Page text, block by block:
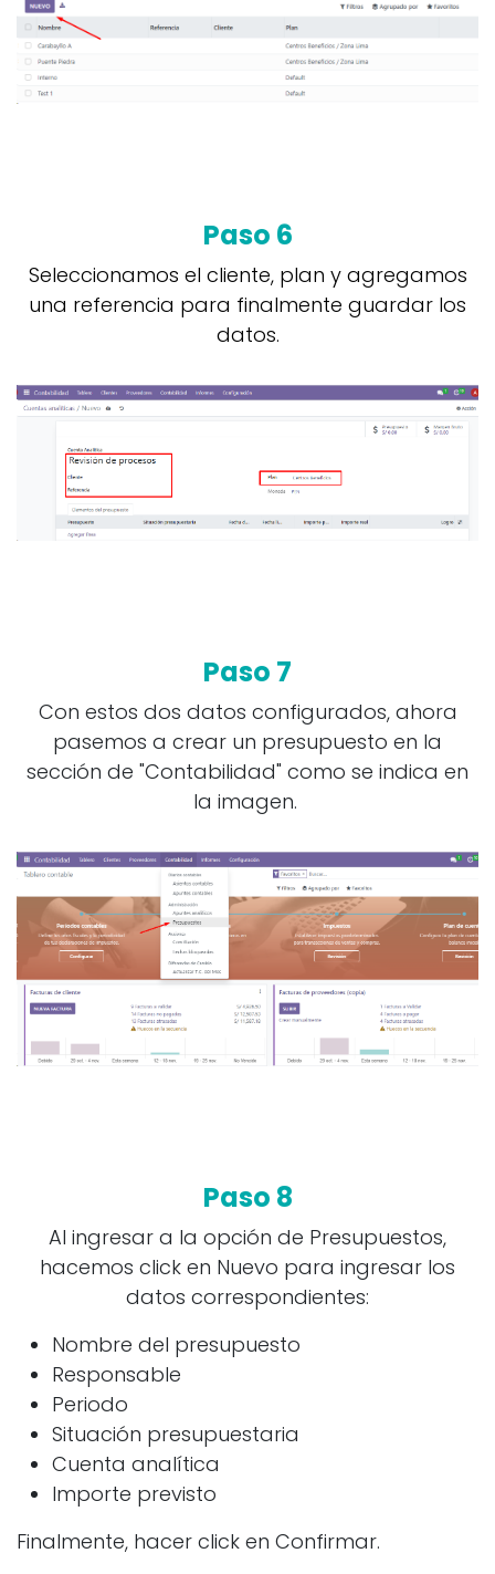
Paso 6
Seleccionamos el cliente, plan y agregamos
una referencia para finalmente guardar los
datos.
Paso 7
Con estos dos datos configurados, ahora
pasemos a crear un presupuesto en la
sección de "Contabilidad" como se indica en
la imagen.
Paso 8
Al ingresar a la opción de Presupuestos,
hacemos click en Nuevo para ingresar los
datos correspondientes:
Nombre del presupuesto
Responsable
Periodo
Situación presupuestaria
Cuenta analítica
Importe previsto
Finalmente, hacer click en Confirmar.